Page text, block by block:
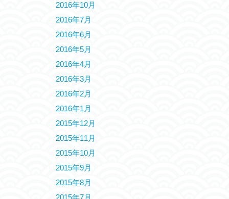
2016年10月
2016年7月
2016年6月
2016年5月
2016年4月
2016年3月
2016年2月
2016年1月
2015年12月
2015年11月
2015年10月
2015年9月
2015年8月